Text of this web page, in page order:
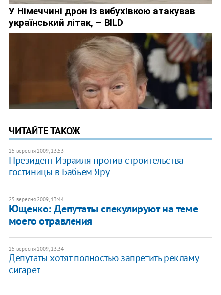
ЧИТАЙТЕ ТАКОЖ
25 вересня 2009, 13:53
Президент Израиля против строительства
гостиницы в Бабьем Яру
25 вересня 2009, 13:44
Ющенко: Депутаты спекулируют на теме
моего отравления
25 вересня 2009, 13:34
Депутаты хотят полностью запретить рекламу
сигарет